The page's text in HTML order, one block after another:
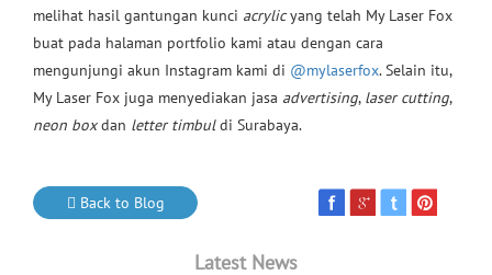
melihat hasil gantungan kunci acrylicyang telah My Laser Fox
buat pada halaman portfolio kami atau dengan cara
mengunjungi akun Instagram kami di @mylaserfox. Selain itu,
My Laser Fox juga menyediakan jasa advertising, laser cutting,
neon boxdan letter timbuldi Surabaya.
Back to Blog
Latest News